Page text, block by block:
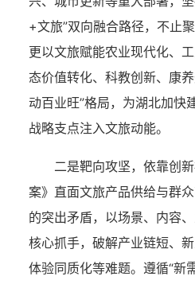
+文旅”双向融合路径，不止
更以文旅赋能农业现代化、
态价值转化、科教创新、康
动百业旺”格局，为湖北加快
战略支点注入文旅动能。
二是靶向攻坚，依靠创
案》直面文旅产品供给与群
的突出矛盾，以场景、内容
核心抓手，破解产业链短、
体验同质化等难题。遵循“新